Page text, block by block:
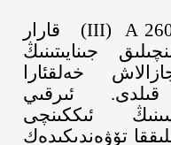
A
(III)
قارار
جىنايىتىنىڭ
خەلقئارا
.
ئىرقىي
ئىككىنچى
تۆۋەندىكىدەك